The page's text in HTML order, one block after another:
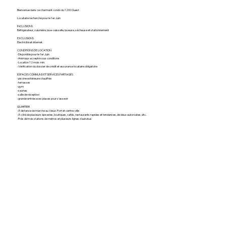
Bienvenue dans ce charmant condo du 1200 Ouest
Locataire recherché pour le 1er Juin
INCLUSIONS
Réfrigérateur, cuisinière, lave-vaisselle, laveuse, sécheuse et stationnement
EXCLUSIONS
Électricité et internet.
CONDITIONS DE LOCATION
-Disponible pour le 1er Juin
-Animaux accepté sous conditions
-Location 12 mois min.
-Vérification du dossier de crédit et assurance locataire obligatoire
ESPACES COMMUNS ET SERVICES PARTAGÉS
-piscine extérieure chauffée
-terrasses
-gym
-saunas
-salle de réception
-grande entrée avec places pour s'asseoir
QUARTIER
-À distance de marche au Vieux-Port et centre-ville
-À côté de plusieurs épiceries, boutiques, cafés, restaurants rapides et tendances, de deux autoroutes, etc.
-Près de trois stations de métros et plusieurs lignes d'autobus